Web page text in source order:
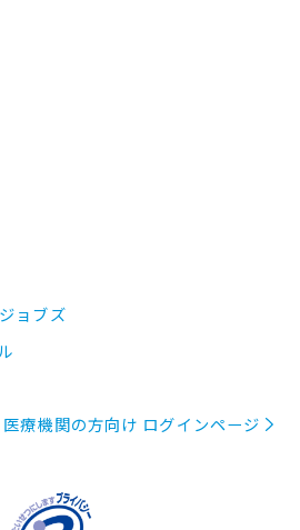
ョブズ
医療機関の方向け ログインページ